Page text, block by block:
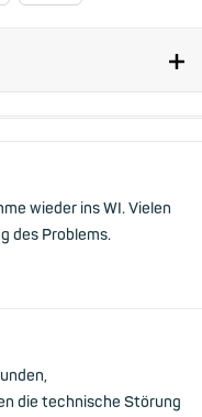
wieder ins WI. Vielen
des Problems.
die technische Störung